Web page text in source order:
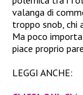
valanga di
troppo snob, chi
Ma poco
piace proprio
LEGGI ANCHE: